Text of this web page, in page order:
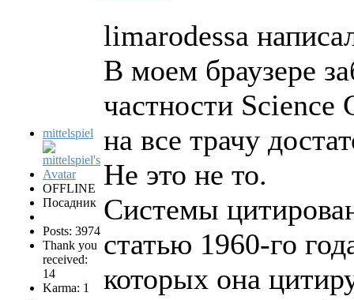
mittelspiel
OFFLINE
Посадник
Posts: 3974
Thank you
received:
14
Karma: 1
limarodessa
В моем браузере
частности
на все трачу
Не это не то.
Системы
статью 1960-го
которых она